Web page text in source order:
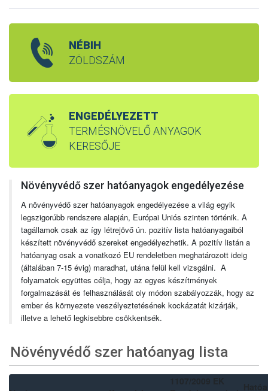
NÉBIH
ZÖLDSZÁM
ENGEDÉLYEZETT
TERMÉSNÖVELŐ ANYAGOK
KERESŐJE
Növényvédő szer hatóanyagok engedélyezése
A növényvédő szer hatóanyagok engedélyezése a világ egyik
legszigorúbb rendszere alapján, Európai Uniós szinten történik. A
tagállamok csak az így létrejövő ún. pozitív lista hatóanyagaiból
készített növényvédő szereket engedélyezhetik. A pozitív listán a
hatóanyag csak a vonatkozó EU rendeletben meghatározott ideig
(általában 7-15 évig) maradhat, utána felül kell vizsgálni. A
folyamatok együttes célja, hogy az egyes készítmények
forgalmazását és felhasználását oly módon szabályozzák, hogy az
ember és környezete veszélyeztetésének kockázatát kizárják,
illetve a lehető legkisebbre csökkentsék.
Növényvédő szer hatóanyag lista